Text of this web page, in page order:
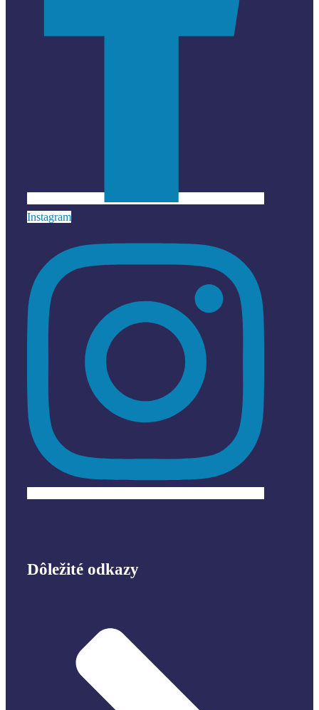
Instagram
Dôležité odkazy